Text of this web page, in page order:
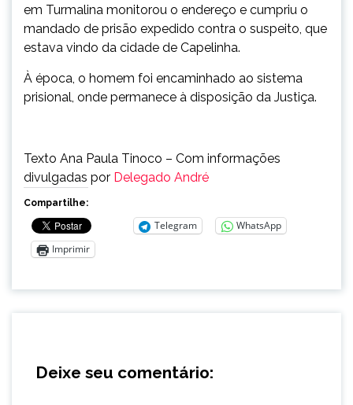
em Turmalina monitorou o endereço e cumpriu o
mandado de prisão expedido contra o suspeito, que
estava vindo da cidade de Capelinha.
À época, o homem foi encaminhado ao sistema
prisional, onde permanece à disposição da Justiça.
Texto Ana Paula Tinoco – Com informações
divulgadas por Delegado André
Compartilhe:
Telegram
WhatsApp
Imprimir
Deixe seu comentário: